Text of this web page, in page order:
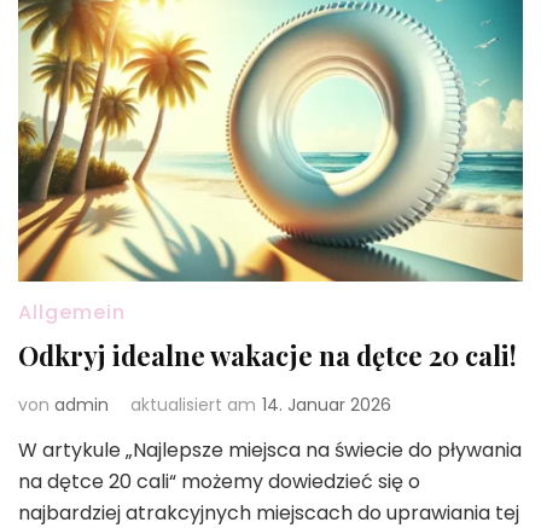
Allgemein
Odkryj idealne wakacje na dętce 20 cali!
von admin aktualisiert am 14. Januar 2026
W artykule „Najlepsze miejsca na świecie do pływania
na dętce 20 cali“ możemy dowiedzieć się o
najbardziej atrakcyjnych miejscach do uprawiania tej